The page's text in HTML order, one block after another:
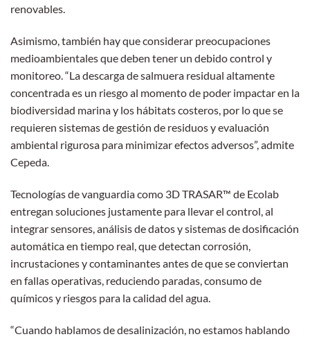
renovables.
Asimismo, también hay que considerar preocupaciones
medioambientales que deben tener un debido control y
monitoreo. “La descarga de salmuera residual altamente
concentrada es un riesgo al momento de poder impactar en la
biodiversidad marina y los hábitats costeros, por lo que se
requieren sistemas de gestión de residuos y evaluación
ambiental rigurosa para minimizar efectos adversos”, admite
Cepeda.
Tecnologías de vanguardia como 3D TRASAR™ de Ecolab
entregan soluciones justamente para llevar el control, al
integrar sensores, análisis de datos y sistemas de dosificación
automática en tiempo real, que detectan corrosión,
incrustaciones y contaminantes antes de que se conviertan
en fallas operativas, reduciendo paradas, consumo de
químicos y riesgos para la calidad del agua.
“Cuando hablamos de desalinización, no estamos hablando